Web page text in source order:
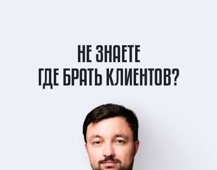
ГДЕ БРАТЬ КЛИЕНТОВ?
НЕ ЗНАЕТЕ